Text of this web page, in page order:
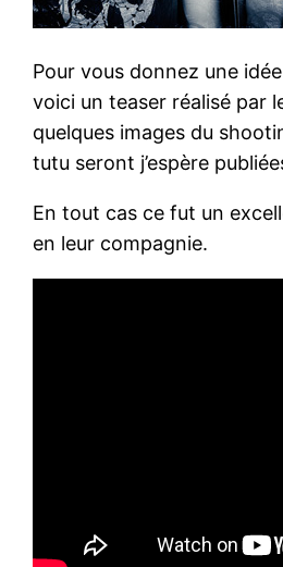
Pour vous donnez une
voici un teaser réalisé par
quelques images du
tutu seront j’espère
En tout cas ce fut un
en leur compagnie.